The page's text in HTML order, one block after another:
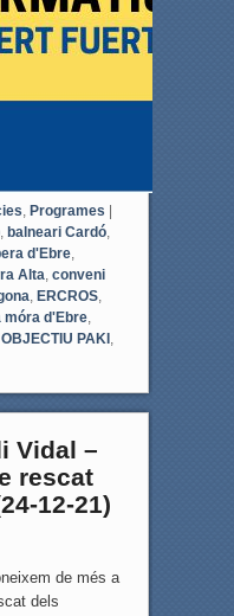
, Programes
, balneari Cardó,
d'Ebre,
Alta, conveni
, ERCROS,
móra d'Ebre,
OBJECTIU PAKI ,
Vidal –
rescat
12-21)
de més a
dels